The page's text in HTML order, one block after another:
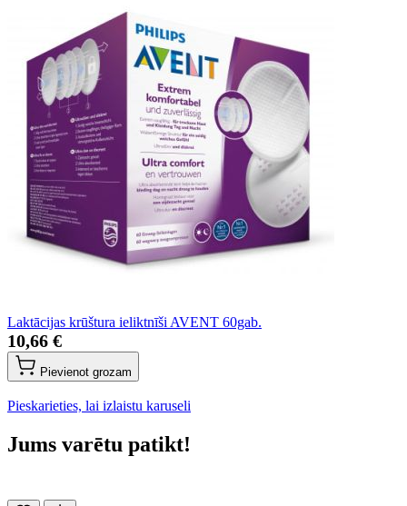
Laktācijas krūštura ieliktnīši AVENT 60gab.
10,66 €
Pievienot grozam
Pieskarieties, lai izlaistu karuseli
Jums varētu patikt!